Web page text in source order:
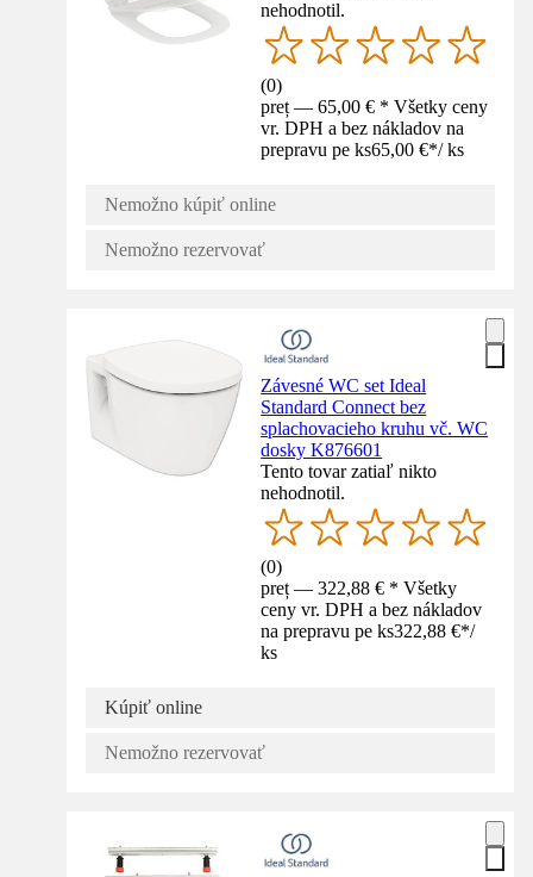
nehodnotil.
(0)
preț — 65,00 € * Všetky ceny
vr. DPH a bez nákladov na
prepravu pe ks65,00 €*/ ks
Nemožno kúpiť online
Nemožno rezervovať
Závesné WC set Ideal
Standard Connect bez
splachovacieho kruhu vč. WC
dosky K876601
Tento tovar zatiaľ nikto
nehodnotil.
(0)
preț — 322,88 € * Všetky
ceny vr. DPH a bez nákladov
na prepravu pe ks322,88 €*/
ks
Kúpiť online
Nemožno rezervovať